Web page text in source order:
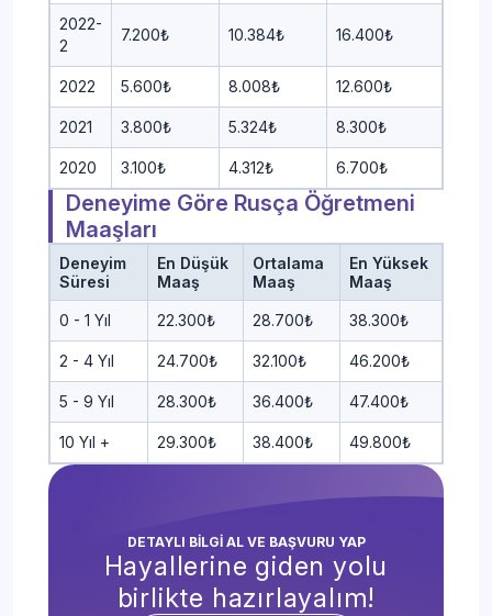
2022-
2
7.200₺ 10.384₺ 16.400₺
2022 5.600₺ 8.008₺ 12.600₺
2021 3.800₺ 5.324₺ 8.300₺
2020 3.100₺ 4.312₺ 6.700₺
Deneyime Göre Rusça Öğretmeni
Maaşları
Deneyim
Süresi
En Düşük
Maaş
Ortalama
Maaş
En Yüksek
Maaş
0 - 1 Yıl 22.300₺ 28.700₺ 38.300₺
2 - 4 Yıl 24.700₺ 32.100₺ 46.200₺
5 - 9 Yıl 28.300₺ 36.400₺ 47.400₺
10 Yıl + 29.300₺ 38.400₺ 49.800₺
DETAYLI BİLGİ AL VE BAŞVURU YAP
Hayallerine giden yolu
birlikte hazırlayalım!